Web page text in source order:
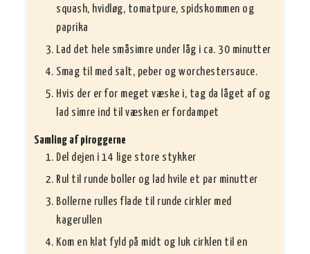
squash, hvidløg, tomatpure, spidskommen og
paprika
Lad det hele småsimre under låg i ca. 30 minutter
Smag til med salt, peber og worchestersauce.
Hvis der er for meget væske i, tag da låget af og
lad simre ind til væsken er fordampet
Samling af piroggerne
Del dejen i 14 lige store stykker
Rul til runde boller og lad hvile et par minutter
Bollerne rulles flade til runde cirkler med
kagerullen
Kom en klat fyld på midt og luk cirklen til en